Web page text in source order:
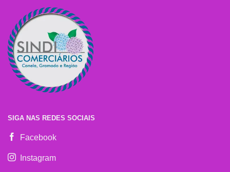
SIGA NAS REDES SOCIAIS
Facebook
Instagram